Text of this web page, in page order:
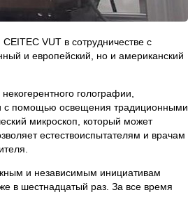
VUT в сотрудничестве с
и европейский, но и американский
голографии,
с помощью освещения традиционными
микроскоп, который может
естествоиспытателям и врачам
и независимым инициативам
в шестнадцатый раз. За все время